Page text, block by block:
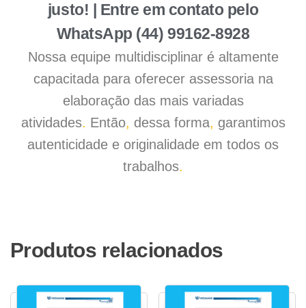
justo! | Entre em contato pelo
WhatsApp (44) 99162-8928
Nossa equipe multidisciplinar é altamente
capacitada para oferecer assessoria na
elaboração das mais variadas
atividades. Então, dessa forma, garantimos
autenticidade e originalidade em todos os
trabalhos.
Produtos relacionados